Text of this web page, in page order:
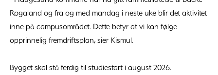
Rogaland og fra og med mandag i neste uke blir det aktivitet
inne på campusområdet. Dette betyr at vi kan følge
opprinnelig fremdriftsplan, sier Kismul.
Bygget skal stå ferdig til studiestart i august 2026.